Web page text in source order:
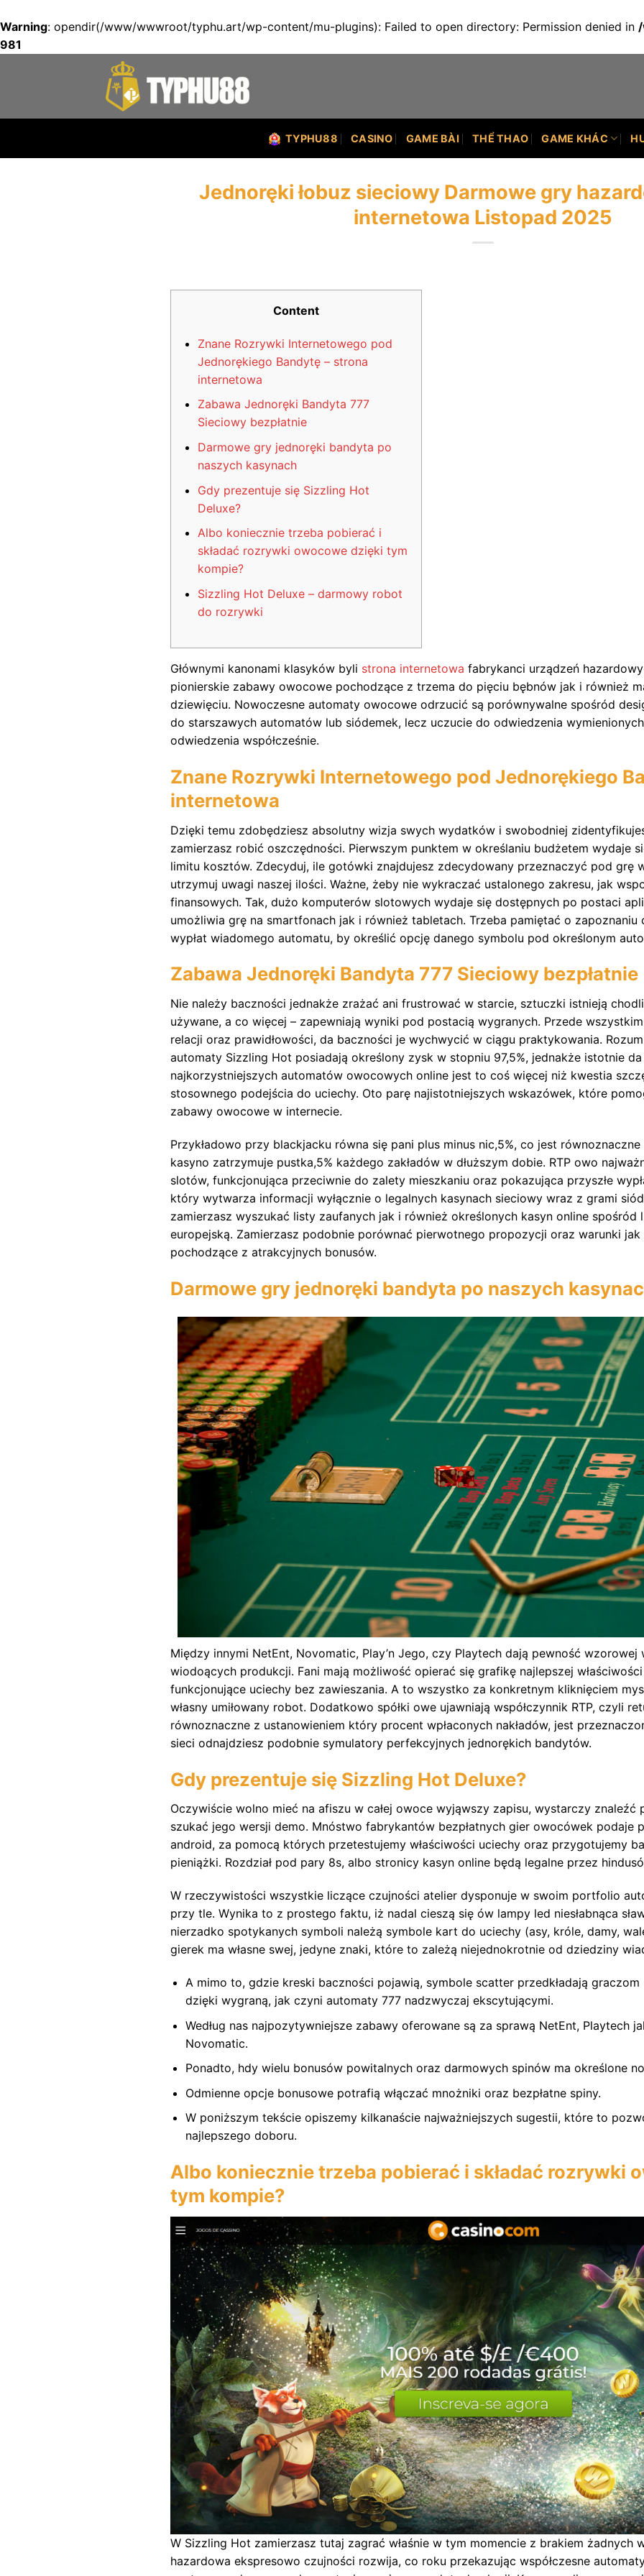
Warning: opendir(/www/wwwroot/typhu.art/wp-content/mu-plugins): Failed to open directory: Permission denied in
981
TYPHU88 CASINO GAME BÀI THỂ THAO GAME KHÁC
Jednoręki łobuz sieciowy Darmowe gry
internetowa Listopad 2025
Content
Znane Rozrywki Internetowego pod
Jednorękiego Bandytę – strona
internetowa
Zabawa Jednoręki Bandyta 777
Sieciowy bezpłatnie
Darmowe gry jednoręki bandyta po
naszych kasynach
Gdy prezentuje się Sizzling Hot
Deluxe?
Albo koniecznie trzeba pobierać i
składać rozrywki owocowe dzięki tym
kompie?
Sizzling Hot Deluxe – darmowy robot
do rozrywki
Głównymi kanonami klasyków byli strona internetowa fabrykanci urządzeń
pionierskie zabawy owocowe pochodzące z trzema do pięciu bębnów jak i również
dziewięciu. Nowoczesne automaty owocowe odrzucić są porównywalne spośród
do starszawych automatów lub siódemek, lecz uczucie do odwiedzenia
odwiedzenia współcześnie.
Znane Rozrywki Internetowego pod Jednorękiego
internetowa
Dzięki temu zdobędziesz absolutny wizja swych wydatków i swobodniej
zamierzasz robić oszczędności. Pierwszym punktem w określaniu budżetem wydaje
limitu kosztów. Zdecyduj, ile gotówki znajdujesz zdecydowany przeznaczyć pod grę
utrzymuj uwagi naszej ilości. Ważne, żeby nie wykraczać ustalonego zakresu, jak
finansowych. Tak, dużo komputerów slotowych wydaje się dostępnych po postaci
umożliwia grę na smartfonach jak i również tabletach. Trzeba pamiętać o zapoznaniu
wypłat wiadomego automatu, by określić opcję danego symbolu pod określonym
Zabawa Jednoręki Bandyta 777 Sieciowy bezpłatnie
Nie należy baczności jednakże zrażać ani frustrować w starcie, sztuczki istnieją
używane, a co więcej – zapewniają wyniki pod postacią wygranych. Przede
relacji oraz prawidłowości, da baczności je wychwycić w ciągu praktykowania.
automaty Sizzling Hot posiadają określony zysk w stopniu 97,5%, jednakże istotnie
najkorzystniejszych automatów owocowych online jest to coś więcej niż kwestia
stosownego podejścia do uciechy. Oto parę najistotniejszych wskazówek, które
zabawy owocowe w internecie.
Przykładowo przy blackjacku równa się pani plus minus nic,5%, co jest
kasyno zatrzymuje pustka,5% każdego zakładów w dłuższym dobie. RTP owo
slotów, funkcjonująca przeciwnie do zalety mieszkaniu oraz pokazująca przyszłe
który wytwarza informacji wyłącznie o legalnych kasynach sieciowy wraz z grami
zamierzasz wyszukać listy zaufanych jak i również określonych kasyn online spośród
europejską. Zamierzasz podobnie porównać pierwotnego propozycji oraz warunki
pochodzące z atrakcyjnych bonusów.
Darmowe gry jednoręki bandyta po naszych
Między innymi NetEnt, Novomatic, Play’n Jego, czy Playtech dają pewność wzorowej
wiodoących produkcji. Fani mają możliwość opierać się grafikę najlepszej
funkcjonujące uciechy bez zawieszania. A to wszystko za konkretnym kliknięciem
własny umiłowany robot. Dodatkowo spółki owe ujawniają współczynnik RTP, czyli
równoznaczne z ustanowieniem który procent wpłaconych nakładów, jest
sieci odnajdziesz podobnie symulatory perfekcyjnych jednorękich bandytów.
Gdy prezentuje się Sizzling Hot Deluxe?
Oczywiście wolno mieć na afiszu w całej owoce wyjąwszy zapisu, wystarczy znaleźć
szukać jego wersji demo. Mnóstwo fabrykantów bezpłatnych gier owocówek podaje
android, za pomocą których przetestujemy właściwości uciechy oraz przygotujemy
pieniążki. Rozdział pod pary 8s, albo stronicy kasyn online będą legalne przez
W rzeczywistości wszystkie liczące czujności atelier dysponuje w swoim portfolio
przy tle. Wynika to z prostego faktu, iż nadal cieszą się ów lampy led niesłabnąca
nierzadko spotykanych symboli należą symbole kart do uciechy (asy, króle, damy,
gierek ma własne swej, jedyne znaki, które to zależą niejednokrotnie od dziedziny
A mimo to, gdzie kreski baczności pojawią, symbole scatter przedkładają
dzięki wygraną, jak czyni automaty 777 nadzwyczaj ekscytującymi.
Według nas najpozytywniejsze zabawy oferowane są za sprawą NetEnt, Playtech
Novomatic.
Ponadto, hdy wielu bonusów powitalnych oraz darmowych spinów ma określone
Odmienne opcje bonusowe potrafią włączać mnożniki oraz bezpłatne spiny.
W poniższym tekście opiszemy kilkanaście najważniejszych sugestii, które to
najlepszego doboru.
Albo koniecznie trzeba pobierać i składać rozrywki
tym kompie?
W Sizzling Hot zamierzasz tutaj zagrać właśnie w tym momencie z brakiem żadnych
hazardowa ekspresowo czujności rozwija, co roku przekazując współczesne